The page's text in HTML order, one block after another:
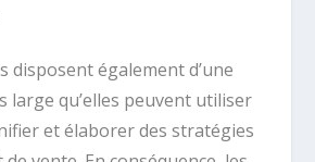
disposent également d’une
large qu’elles peuvent utiliser
et élaborer des stratégies